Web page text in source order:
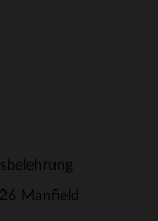
Manfield